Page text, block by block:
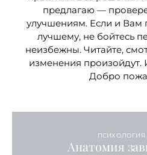
предлагаю —
улучшениям. Если и Вам
лучшему, не бойтесь
неизбежны. Читайте,
изменения произойдут.
Добро
Анатомия